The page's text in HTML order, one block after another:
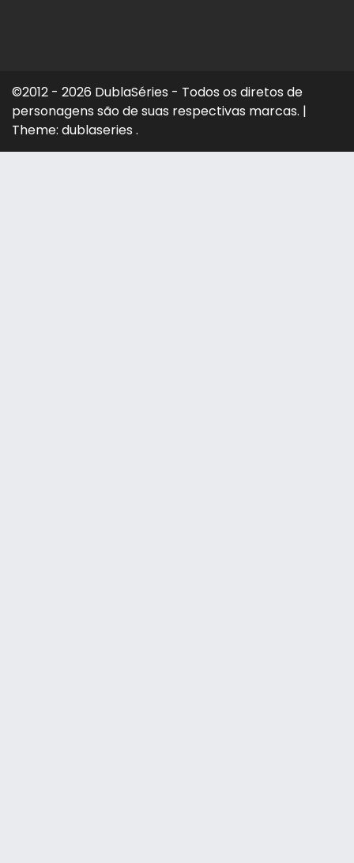
©2012 - 2026 DublaSéries - Todos os diretos de
personagens são de suas respectivas marcas. |
Theme: dublaseries .